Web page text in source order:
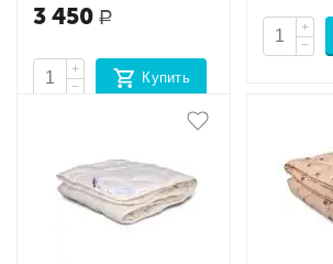
3 450 Р
+
−
Купить
+
−